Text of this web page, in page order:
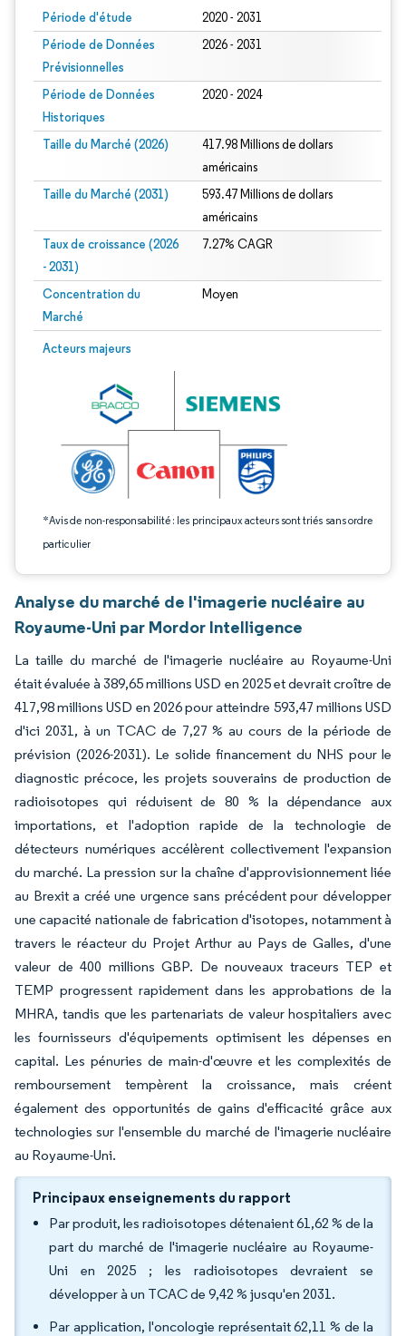
Période d'étude 2020 - 2031
Période de Données
Prévisionnelles
2026 - 2031
Période de Données
Historiques
2020 - 2024
Taille du Marché (2026)
417.98 Millions de dollars
américains
Taille du Marché (2031)
593.47 Millions de dollars
américains
Taux de croissance (2026
- 2031)
7.27% CAGR
Concentration du
Marché
Moyen
Acteurs majeurs
*Avis de non-responsabilité : les principaux acteurs sont triés sans ordre
particulier
Image © Mordor Intelligence. La réutilisation nécessite une attribution sous CC
Analyse du marché de l'imagerie nucléaire au
Royaume-Uni par Mordor Intelligence
La taille du marché de l'imagerie nucléaire au Royaume-Uni
était évaluée à 389,65 millions USD en 2025 et devrait croître de
417,98 millions USD en 2026 pour atteindre 593,47 millions USD
d'ici 2031, à un TCAC de 7,27 % au cours de la période de
prévision (2026-2031). Le solide financement du NHS pour le
diagnostic précoce, les projets souverains de production de
radioisotopes qui réduisent de 80 % la dépendance aux
importations, et l'adoption rapide de la technologie de
détecteurs numériques accélèrent collectivement l'expansion
du marché. La pression sur la chaîne d'approvisionnement liée
au Brexit a créé une urgence sans précédent pour développer
une capacité nationale de fabrication d'isotopes, notamment à
travers le réacteur du Projet Arthur au Pays de Galles, d'une
valeur de 400 millions GBP. De nouveaux traceurs TEP et
TEMP progressent rapidement dans les approbations de la
MHRA, tandis que les partenariats de valeur hospitaliers avec
les fournisseurs d'équipements optimisent les dépenses en
capital. Les pénuries de main-d'œuvre et les complexités de
remboursement tempèrent la croissance, mais créent
également des opportunités de gains d'efficacité grâce aux
technologies sur l'ensemble du marché de l'imagerie nucléaire
au Royaume-Uni.
Principaux enseignements du rapport
Par produit, les radioisotopes détenaient 61,62 % de la
part du marché de l'imagerie nucléaire au Royaume-
Uni en 2025 ; les radioisotopes devraient se
développer à un TCAC de 9,42 % jusqu'en 2031.
Par application, l'oncologie représentait 62,11 % de la